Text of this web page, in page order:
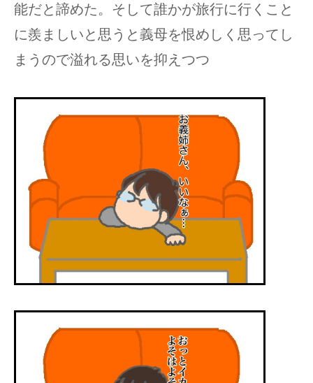
能だと諦めた。そして誰かが旅行に行くこと
に羨ましいと思うと義母を恨めしく思ってし
まうので溢れる思いを抑えつつ